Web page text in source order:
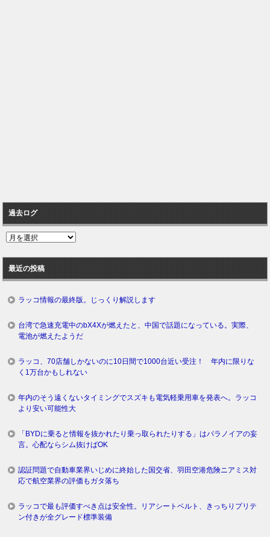
過去ログ
過
ロ
グ
最近の投稿
ラッコ情報の最終版。じっくり解説します
台湾で急速充電中のbX4Xが燃えたと、中国で話題になっている。実際、
電池が燃えたようだ
ラッコ、70店舗しかないのに10日間で1000台近い受注！ 年内に限りな
く1万台かもしれない
年内のそう遠くないタイミングでスズキも電気軽乗用車を発表へ。ラッコ
より安い可能性大
「BYDに乗ると情報を抜かれたり乗っ取られたりする」はパラノイアの妄
言。心配ならシム抜けばOK
認証問題で自動車業界いじめに終始した国交省、羽田空港危険ニアミス対
応で航空業界の評価もガタ落ち
ラッコで最も評価すべき点は安全性。リアシートベルト、きっちりプリテ
ン付きが全グレード標準装備